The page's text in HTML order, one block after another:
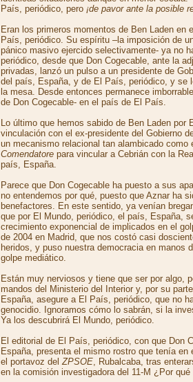
País, periódico, pero ¡de pavor ante la posible
Eran los primeros momentos de Ben Laden en
País, periódico. Su espíritu –la imposición de
pánico masivo ejercido selectivamente- ya no
periódico, desde que Don Cogecable, ante la
privadas, lanzó un pulso a un presidente de
del país, España, y de El País, periódico, y se
la mesa. Desde entonces permanece
de Don Cogecable- en el país de El País.
Lo último que hemos sabido de Ben Laden por
vinculación con el ex-presidente del Gobierno
un mecanismo relacional tan alambicado
Comendatore para vincular a Cebrián con la
país, España.
Parece que Don Cogecable ha puesto a sus
no entendemos por qué, puesto que Aznar ha
benefactores. En este sentido, ya venían
que por El Mundo, periódico, el país, España,
crecimiento exponencial de implicados en el
de 2004 en Madrid, que nos costó casi
heridos, y puso nuestra democracia en manos
golpe mediático.
Están muy nerviosos y tiene que ser por algo,
mandos del Ministerio del Interior y, por su
España, asegure a El País, periódico, que no
genocidio. Ignoramos cómo lo sabrán, si la
Ya los descubrirá El Mundo, periódico.
El editorial de El País, periódico, con que Don
España, presenta el mismo rostro que tenía en
el portavoz delZPSOE, Rubalcaba, tras
en la comisión investigadora del 11-M ¿Por qué